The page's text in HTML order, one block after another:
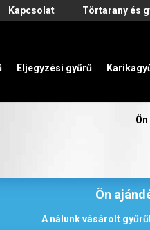
Kapcsolat Törtarany és
Eljegyzési gyűrű
Ön
A nálunk vásárolt